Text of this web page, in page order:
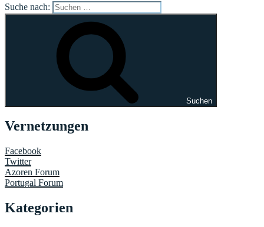
Suche nach:
Suchen
Vernetzungen
Facebook
Twitter
Azoren Forum
Portugal Forum
Kategorien